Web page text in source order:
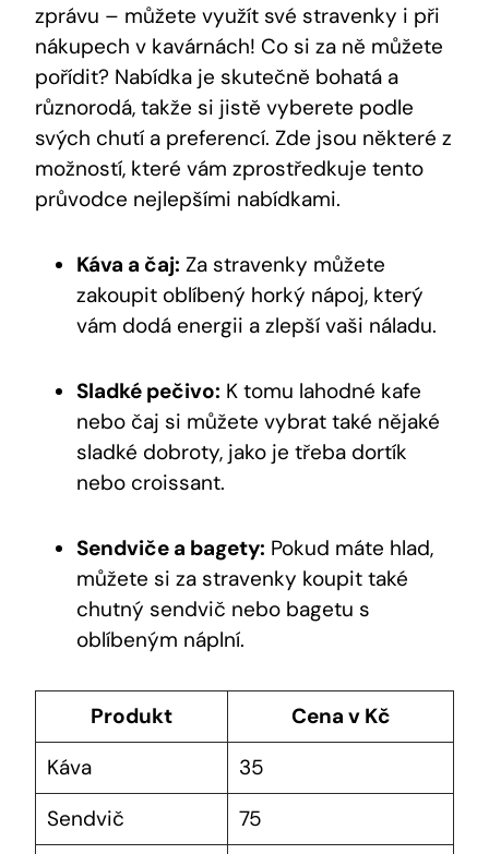
zprávu – můžete využít své stravenky i při
nákupech v kavárnách! Co si za ně můžete
pořídit? Nabídka je skutečně bohatá a
různorodá, takže si jistě vyberete podle
svých chutí a preferencí. Zde jsou některé z
možností, které vám zprostředkuje tento
průvodce nejlepšími nabídkami.
Káva a čaj: Za stravenky můžete
zakoupit oblíbený horký nápoj, který
vám dodá energii a zlepší vaši náladu.
Sladké pečivo: K tomu lahodné kafe
nebo čaj si můžete vybrat také nějaké
sladké dobroty, jako je třeba dortík
nebo croissant.
Sendviče a bagety: Pokud máte hlad,
můžete si za stravenky koupit také
chutný sendvič nebo bagetu s
oblíbeným náplní.
Produkt
Cena v Kč
Káva
35
Sendvič
75